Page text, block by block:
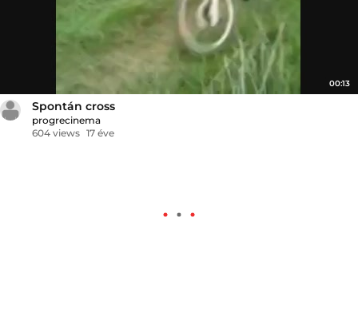
00:13
Spontán cross
progrecinema
604 views 17 éve